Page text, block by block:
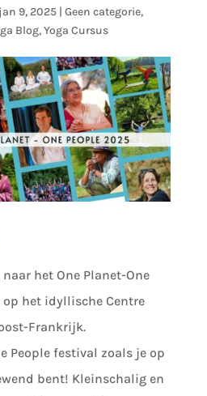
jan 9, 2025| Geen categorie,
Blog,Yoga Cursus
het One Planet-One
op het idyllische Centre
Frankrijk.
People festival zoals je op
bent! Kleinschalig en